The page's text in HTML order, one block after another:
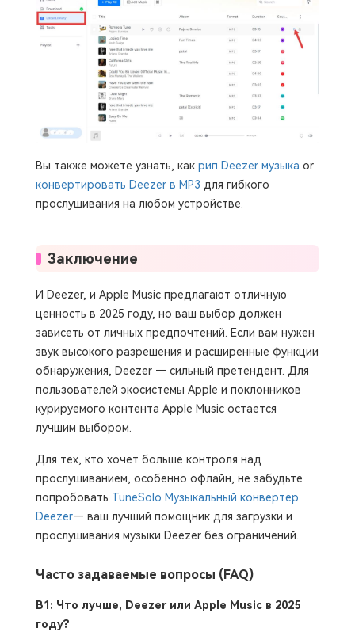
Вы также можете узнать, как рип Deezer музыка or
конвертировать Deezer в MP3 для гибкого
прослушивания на любом устройстве.
Заключение
И Deezer, и Apple Music предлагают отличную
ценность в 2025 году, но ваш выбор должен
зависеть от личных предпочтений. Если вам нужен
звук высокого разрешения и расширенные функции
обнаружения, Deezer — сильный претендент. Для
пользователей экосистемы Apple и поклонников
курируемого контента Apple Music остается
лучшим выбором.
Для тех, кто хочет больше контроля над
прослушиванием, особенно офлайн, не забудьте
попробовать TuneSolo Музыкальный конвертер
Deezer— ваш лучший помощник для загрузки и
прослушивания музыки Deezer без ограничений.
Часто задаваемые вопросы (FAQ)
В1: Что лучше, Deezer или Apple Music в 2025
году?